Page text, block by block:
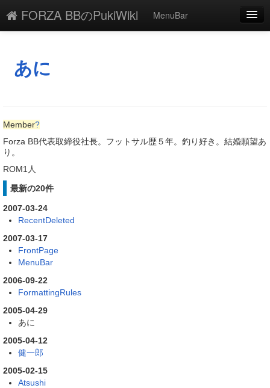
FORZA BBのPukiWiki
MenuBar
添付
最終更新
単語検索
あに
Member?
Forza BB代表取締役社長。フットサル歴５年。釣り好き。結婚願望あ
り。
ROM1人
最新の20件
2007-03-24
RecentDeleted
2007-03-17
FrontPage
MenuBar
2006-09-22
FormattingRules
2005-04-29
あに
2005-04-12
健一郎
2005-02-15
Atsushi